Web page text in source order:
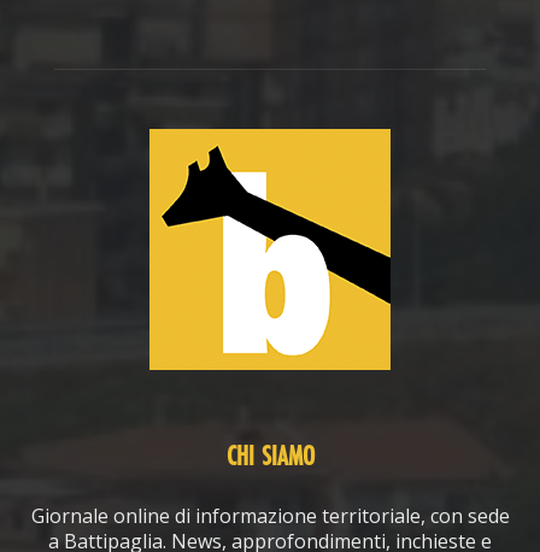
CHI SIAMO
Giornale online di informazione territoriale, con sede
a Battipaglia. News, approfondimenti, inchieste e